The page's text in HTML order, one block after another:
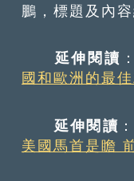
鵬，標題及內容
延伸閱讀 ：
國和歐洲的最
延伸閱讀 ：
美國馬首是瞻